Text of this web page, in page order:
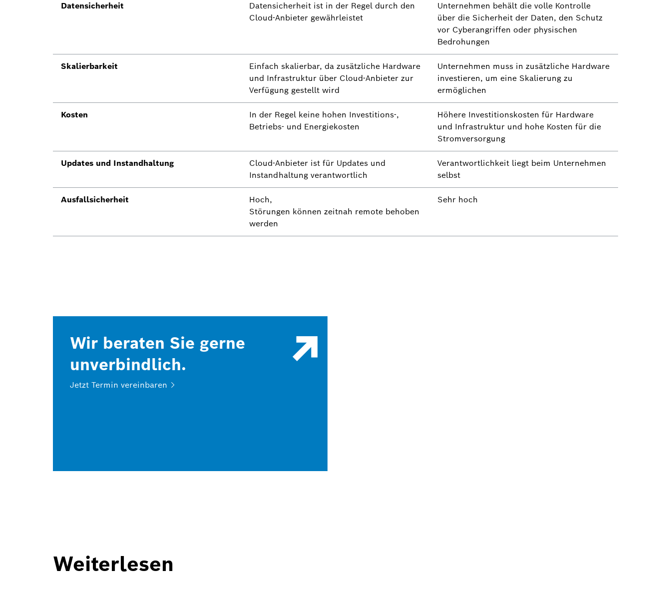
Datensicherheit
Datensicherheit ist in der Regel durch den
Cloud-Anbieter gewährleistet
Unternehmen behält die volle Kontrolle
über die Sicherheit der Daten, den Schutz
vor Cyberangriffen oder physischen
Bedrohungen
Skalierbarkeit
Einfach skalierbar, da zusätzliche Hardware
und Infrastruktur über Cloud-Anbieter zur
Verfügung gestellt wird
Unternehmen muss in zusätzliche Hardware
investieren, um eine Skalierung zu
ermöglichen
Kosten
In der Regel keine hohen Investitions-,
Betriebs- und Energiekosten
Höhere Investitionskosten für Hardware
und Infrastruktur und hohe Kosten für die
Stromversorgung
Updates und Instandhaltung
Cloud-Anbieter ist für Updates und
Instandhaltung verantwortlich
Verantwortlichkeit liegt beim Unternehmen
selbst
Ausfallsicherheit
Hoch,
Störungen können zeitnah remote behoben
werden
Sehr hoch
Wir beraten Sie gerne
unverbindlich.
Jetzt Termin vereinbaren
Weiterlesen